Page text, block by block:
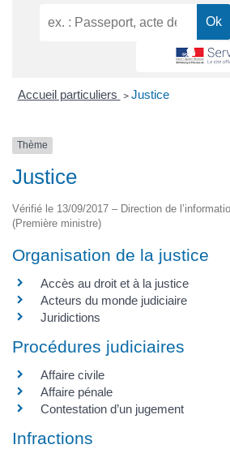
Accueil particuliers > Justice
Thème
Justice
Vérifié le 13/09/2017 – Direction de
(Première ministre)
Organisation de la justice
Accès au droit et à la justice
Acteurs du monde judiciaire
Juridictions
Procédures judiciaires
Affaire civile
Affaire pénale
Contestation d’un jugement
Infractions